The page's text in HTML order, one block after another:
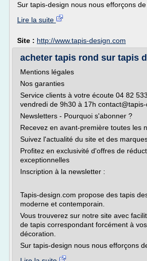
Sur tapis-design nous nous efforçons de
Lire la suite
Site : http://www.tapis-design.com
acheter tapis rond sur tapis
Mentions légales
Nos garanties
Service clients à votre écoute 04 82
vendredi de 9h30 à 17h
Newsletters - Pourquoi s'abonner ?
Recevez en avant-première toutes les
Suivez l'actualité du site et des
Profitez en exclusivité d'offres de
exceptionnelles
Inscription à la newsletter :
Tapis-design.com propose des tapis
moderne et contemporain.
Vous trouverez sur notre site avec
de tapis correspondant forcément à
décoration.
Sur tapis-design nous nous efforçons